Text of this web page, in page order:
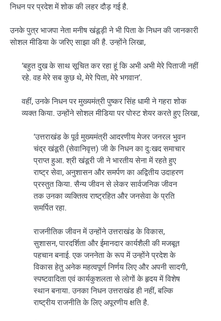
निधन पर प्रदेश में शोक की लहर दौड़ गई है.
उनके पुत्र भाजपा नेता मनीष खंडूड़ी ने भी पिता के निधन की जानकारी
सोशल मीडिया के जरिए साझा की है. उन्होंने लिखा,
‘बहुत दुख के साथ सूचित कर रहा हूं कि अभी अभी मेरे पिताजी नहीं
रहे. वह मेरे सब कुछ थे, मेरे पिता, मेरे भगवान’.
वहीं, उनके निधन पर मुख्यमंत्री पुष्कर सिंह धामी ने गहरा शोक
व्यक्त किया. उन्होंने सोशल मीडिया पर पोस्ट शेयर करते हुए लिखा,
‘उत्तराखंड के पूर्व मुख्यमंत्री आदरणीय मेजर जनरल भुवन
चंद्र खंडूरी (सेवानिवृत्त) जी के निधन का दुःखद समाचार
प्राप्त हुआ. श्री खंडूरी जी ने भारतीय सेना में रहते हुए
राष्ट्र सेवा, अनुशासन और समर्पण का अद्वितीय उदाहरण
प्रस्तुत किया. सैन्य जीवन से लेकर सार्वजनिक जीवन
तक उनका व्यक्तित्व राष्ट्रहित और जनसेवा के प्रति
समर्पित रहा.
राजनीतिक जीवन में उन्होंने उत्तराखंड के विकास,
सुशासन, पारदर्शिता और ईमानदार कार्यशैली की मजबूत
पहचान बनाई. एक जननेता के रूप में उन्होंने प्रदेश के
विकास हेतु अनेक महत्वपूर्ण निर्णय लिए और अपनी सादगी,
स्पष्टवादिता एवं कार्यकुशलता से लोगों के हृदय में विशेष
स्थान बनाया. उनका निधन उत्तराखंड ही नहीं, बल्कि
राष्ट्रीय राजनीति के लिए अपूरणीय क्षति है.